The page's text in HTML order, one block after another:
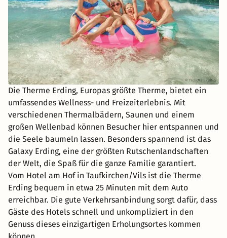
Die Therme Erding, Europas größte Therme, bietet ein
umfassendes Wellness- und Freizeiterlebnis. Mit
verschiedenen Thermalbädern, Saunen und einem
großen Wellenbad können Besucher hier entspannen und
die Seele baumeln lassen. Besonders spannend ist das
Galaxy Erding, eine der größten Rutschenlandschaften
der Welt, die Spaß für die ganze Familie garantiert.
Vom Hotel am Hof in Taufkirchen/Vils ist die Therme
Erding bequem in etwa 25 Minuten mit dem Auto
erreichbar. Die gute Verkehrsanbindung sorgt dafür, dass
Gäste des Hotels schnell und unkompliziert in den
Genuss dieses einzigartigen Erholungsortes kommen
können.